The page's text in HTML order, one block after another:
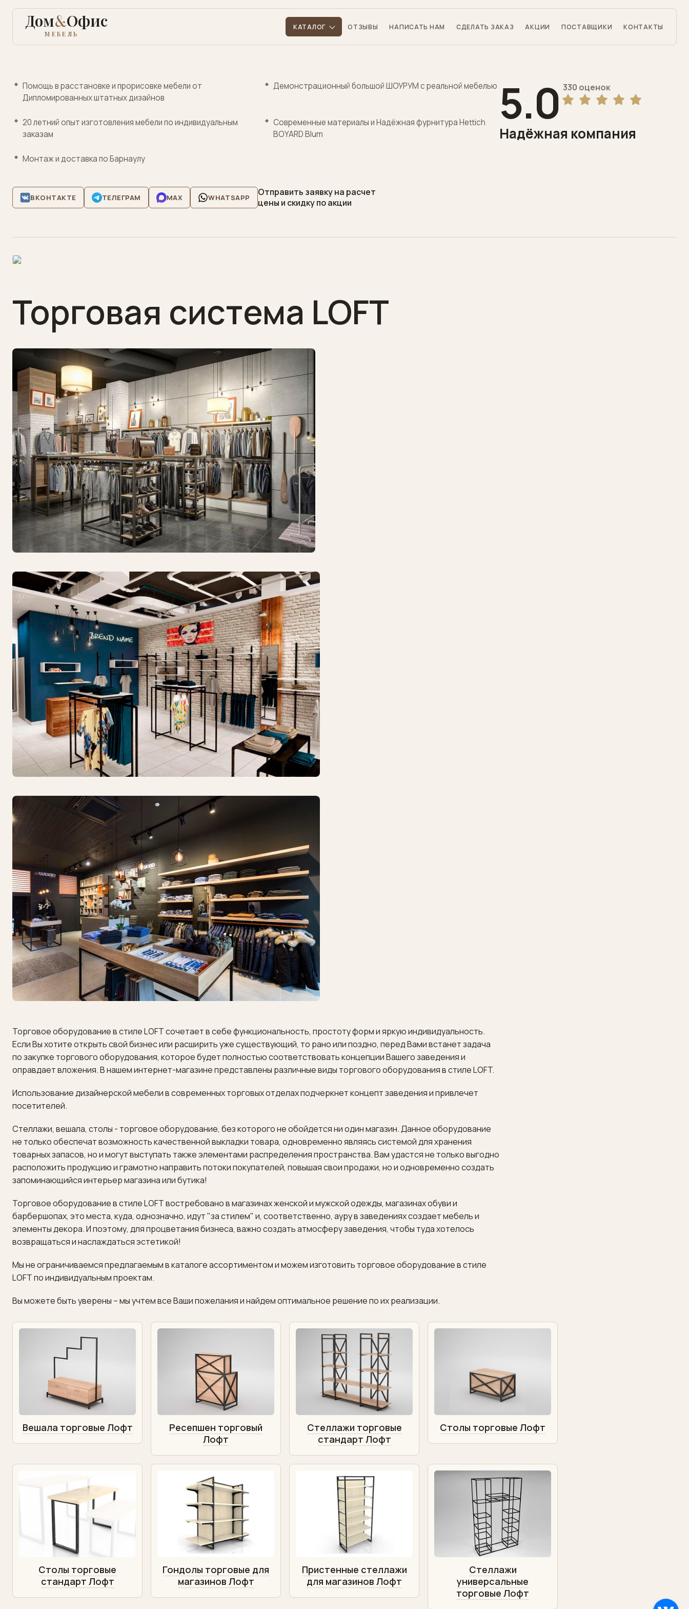
Дом&Офис
МЕБЕЛЬ
КАТАЛОГ ОТЗЫВЫ НАПИСАТЬ НАМ СДЕЛАТЬ ЗАКАЗ АКЦИИ ПОСТАВЩИКИ КОНТАКТЫ
Для
дома
Для
офиса
металл
матрасы
Торговая
выставочная
рестораны
Отзывы
Написать
нам
Сделать
заказ
Акции
Поставщики
Контакты
Помощь в расстановке и прорисовке мебели от
Дипломированных штатных дизайнов
Демонстрационный большой ШОУРУМ с реальной мебелью
20 летний опыт изготовления мебели по индивидуальным
заказам
Cовременные материалы и Надёжная фурнитура Hettich
BOYARD Blum
Монтаж и доставка по Барнаулу
ВКОНТАКТЕ ТЕЛЕГРАМ MAX WHATSAPP
Отправить заявку на расчет
цены и скидку по акции
5.0 330 оценок
Надёжная компания
Торговая система LOFT
Торговое оборудование в стиле LOFT сочетает в себе функциональность, простоту форм и яркую индивидуальность.
Если Вы хотите открыть свой бизнес или расширить уже существующий, то рано или поздно, перед Вами встанет задача
по закупке торгового оборудования, которое будет полностью соответствовать концепции Вашего заведения и
оправдает вложения. В нашем интернет-магазине представлены различные виды торгового оборудования в стиле LOFT.
Использование дизайнерской мебели в современных торговых отделах подчеркнет концепт заведения и привлечет
посетителей.
Стеллажи, вешала, столы - торговое оборудование, без которого не обойдется ни один магазин. Данное оборудование
не только обеспечат возможность качественной выкладки товара, одновременно являясь системой для хранения
товарных запасов, но и могут выступать также элементами распределения пространства. Вам удастся не только выгодно
расположить продукцию и грамотно направить потоки покупателей, повышая свои продажи, но и одновременно создать
запоминающийся интерьер магазина или бутика!
Торговое оборудование в стиле LOFT востребовано в магазинах женской и мужской одежды, магазинах обуви и
барбершопах, это места, куда, однозначно, идут "за стилем" и, соответственно, ауру в заведениях создает мебель и
элементы декора. И поэтому, для процветания бизнеса, важно создать атмосферу заведения, чтобы туда хотелось
возвращаться и наслаждаться эстетикой!
Мы не ограничиваемся предлагаемым в каталоге ассортиментом и можем изготовить торговое оборудование в стиле
LOFT по индивидуальным проектам.
Вы можете быть уверены – мы учтем все Ваши пожелания и найдем оптимальное решение по их реализации.
Вешала торговые Лофт
Ресепшен торговый
Лофт
Стеллажи торговые
стандарт Лофт
Столы торговые Лофт
Столы торговые
стандарт Лофт
Гондолы торговые для
магазинов Лофт
Пристенные стеллажи
для магазинов Лофт
Стеллажи
универсальные
торговые Лофт